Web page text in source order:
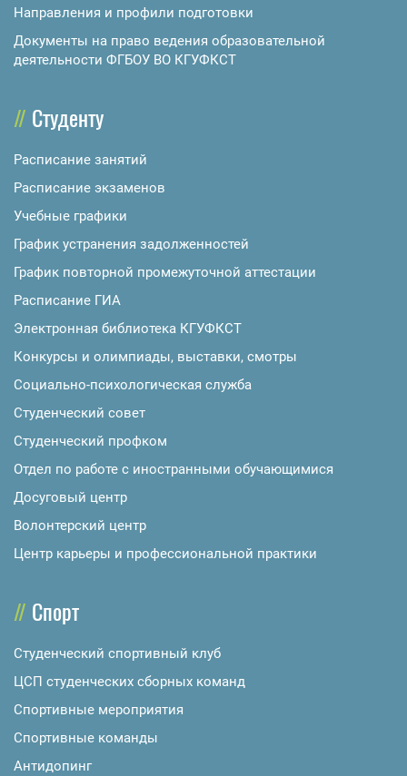
Направления и профили подготовки
Документы на право ведения образовательной
деятельности ФГБОУ ВО КГУФКСТ
Студенту
Расписание занятий
Расписание экзаменов
Учебные графики
График устранения задолженностей
График повторной промежуточной аттестации
Расписание ГИА
Электронная библиотека КГУФКСТ
Конкурсы и олимпиады, выставки, смотры
Социально-психологическая служба
Студенческий совет
Студенческий профком
Отдел по работе с иностранными обучающимися
Досуговый центр
Волонтерский центр
Центр карьеры и профессиональной практики
Спорт
Студенческий спортивный клуб
ЦСП студенческих сборных команд
Спортивные мероприятия
Спортивные команды
Антидопинг